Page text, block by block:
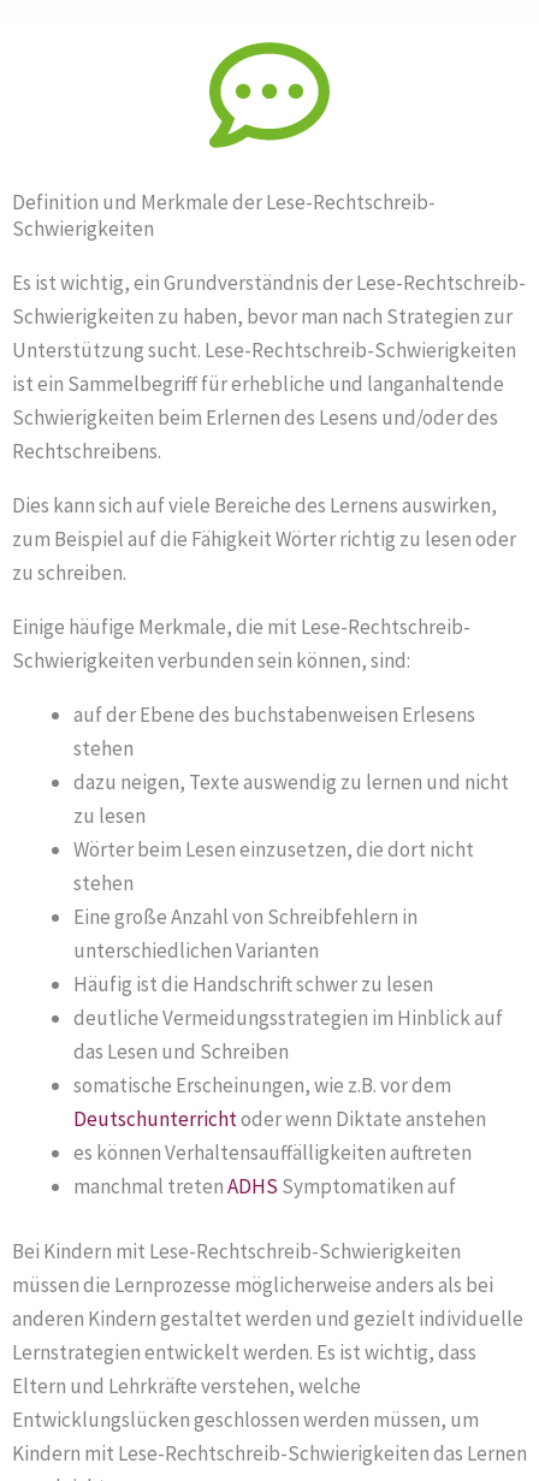
Definition und Merkmale der Lese-Rechtschreib-
Schwierigkeiten
Es ist wichtig, ein Grundverständnis der Lese-Rechtschreib-
Schwierigkeiten zu haben, bevor man nach Strategien zur
Unterstützung sucht. Lese-Rechtschreib-Schwierigkeiten
ist ein Sammelbegriff für erhebliche und langanhaltende
Schwierigkeiten beim Erlernen des Lesens und/oder des
Rechtschreibens.
Dies kann sich auf viele Bereiche des Lernens auswirken,
zum Beispiel auf die Fähigkeit Wörter richtig zu lesen oder
zu schreiben.
Einige häufige Merkmale, die mit Lese-Rechtschreib-
Schwierigkeiten verbunden sein können, sind:
auf der Ebene des buchstabenweisen Erlesens
stehen
dazu neigen, Texte auswendig zu lernen und nicht
zu lesen
Wörter beim Lesen einzusetzen, die dort nicht
stehen
Eine große Anzahl von Schreibfehlern in
unterschiedlichen Varianten
Häufig ist die Handschrift schwer zu lesen
deutliche Vermeidungsstrategien im Hinblick auf
das Lesen und Schreiben
somatische Erscheinungen, wie z.B. vor dem
Deutschunterrichtoder wenn Diktate anstehen
es können Verhaltensauffälligkeiten auftreten
manchmal tretenADHS Symptomatiken auf
Bei Kindern mit Lese-Rechtschreib-Schwierigkeiten
müssen die Lernprozesse möglicherweise anders als bei
anderen Kindern gestaltet werden und gezielt individuelle
Lernstrategien entwickelt werden. Es ist wichtig, dass
Eltern und Lehrkräfte verstehen, welche
Entwicklungslücken geschlossen werden müssen, um
Kindern mit Lese-Rechtschreib-Schwierigkeiten das Lernen